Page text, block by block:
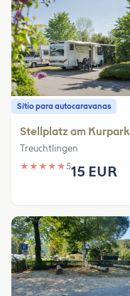
Sítio para autocaravanas
Stellplatz am Kurpark
Treuchtlingen
★ ★ ★ ★ ★515 EUR